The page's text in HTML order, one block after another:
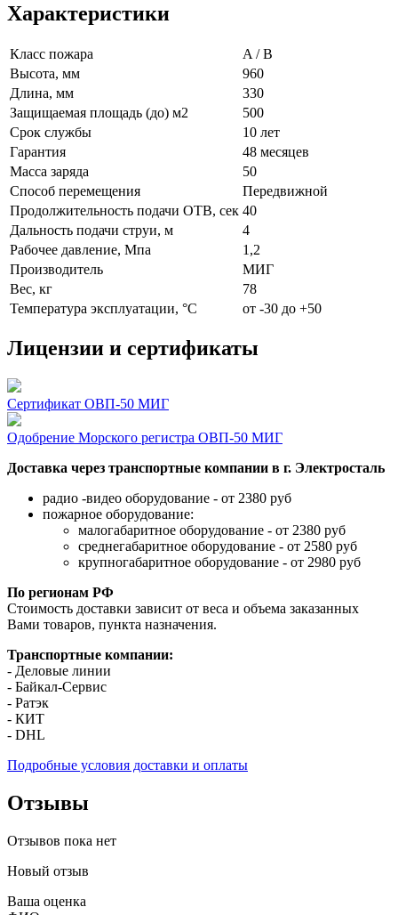
Характеристики
Класс пожара
A / B
Высота, мм
960
Длина, мм
330
Защищаемая площадь (до) м2
500
Срок службы
10 лет
Гарантия
48 месяцев
Масса заряда
50
Способ перемещения
Передвижной
Продолжительность подачи ОТВ, сек 40
Дальность подачи струи, м
4
Рабочее давление, Мпа
1,2
Производитель
МИГ
Вес, кг
78
Температура эксплуатации, °C
от -30 до +50
Лицензии и сертификаты
Сертификат ОВП-50 МИГ
Одобрение Морского регистра ОВП-50 МИГ
Доставка через транспортные компании в г. Электросталь
радио -видео оборудование - от 2380 руб
пожарное оборудование:
малогабаритное оборудование - от 2380 руб
среднегабаритное оборудование - от 2580 руб
крупногабаритное оборудование - от 2980 руб
По регионам РФ
Стоимость доставки зависит от веса и объема заказанных
Вами товаров, пункта назначения.
Транспортные компании:
- Деловые линии
- Байкал-Сервис
- Ратэк
- КИТ
- DHL
Подробные условия доставки и оплаты
Отзывы
Отзывов пока нет
Новый отзыв
Ваша оценка